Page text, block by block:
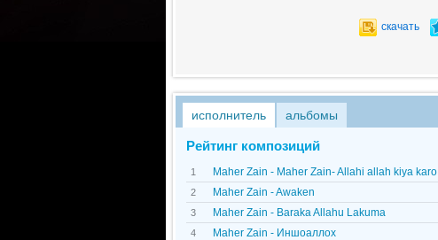
скачать
исполнитель альбомы
Рейтинг композиций
1 Maher Zain - Maher Zain- Allahi allah kiya karo
2
Maher Zain - Awaken
3
Maher Zain - Baraka Allahu Lakuma
4
Maher Zain - Иншоаллох